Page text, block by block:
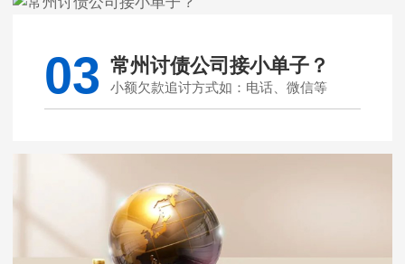
03 常州讨债公司接小单子？
小额欠款追讨方式如：电话、微信等